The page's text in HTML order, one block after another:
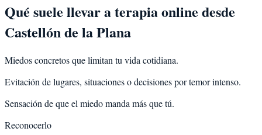
Qué suele llevar a terapia online desde
Castellón de la Plana
Miedos concretos que limitan tu vida cotidiana.
Evitación de lugares, situaciones o decisiones por temor intenso.
Sensación de que el miedo manda más que tú.
Reconocerlo